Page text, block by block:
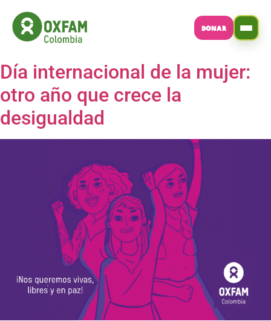
DONAR
Día internacional de la mujer:
otro año que crece la
desigualdad